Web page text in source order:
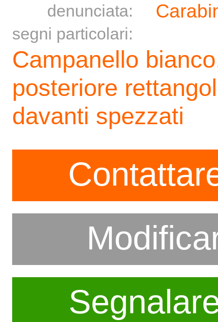
denunciata:
segni particolari:
Campanello
posteriore
davanti spezzati